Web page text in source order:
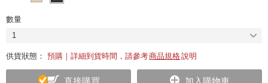
數量
1
供貨狀態： 預購｜詳細到貨時間，請參考商品規格說明
直接購買 加入購物車